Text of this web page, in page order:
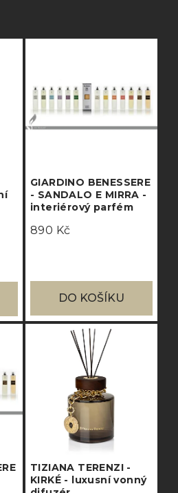
GIARDINO BENESSERE
- SANDALO E MIRRA -
interiérový parfém
890 Kč
DO KOŠÍKU
TIZIANA TERENZI -
KIRKÉ - luxusní vonný